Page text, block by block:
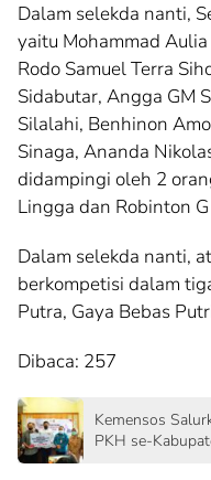
Dalam selekda nanti,
yaitu Mohammad
Rodo Samuel Terra
Sidabutar, Angga GM
Silalahi, Benhinon
Sinaga, Ananda
didampingi oleh 2
Lingga dan Robinton
Dalam selekda nanti,
berkompetisi dalam
Putra, Gaya Bebas
Dibaca: 257
Kemensos
PKH se-